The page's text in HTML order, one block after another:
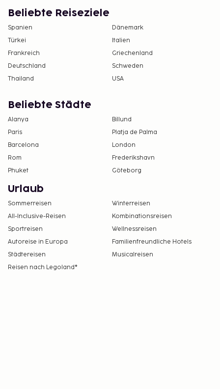
Beliebte Reiseziele
Spanien
Dänemark
Türkei
Italien
Frankreich
Griechenland
Deutschland
Schweden
Thailand
USA
Beliebte Städte
Alanya
Billund
Paris
Platja de Palma
Barcelona
London
Rom
Frederikshavn
Phuket
Göteborg
Urlaub
Sommerreisen
Winterreisen
All-Inclusive-Reisen
Kombinationsreisen
Sportreisen
Wellnessreisen
Autoreise in Europa
Familienfreundliche Hotels
Städtereisen
Musicalreisen
Reisen nach Legoland®